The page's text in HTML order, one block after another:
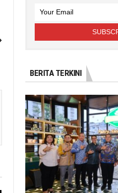
BERITA TERKINI